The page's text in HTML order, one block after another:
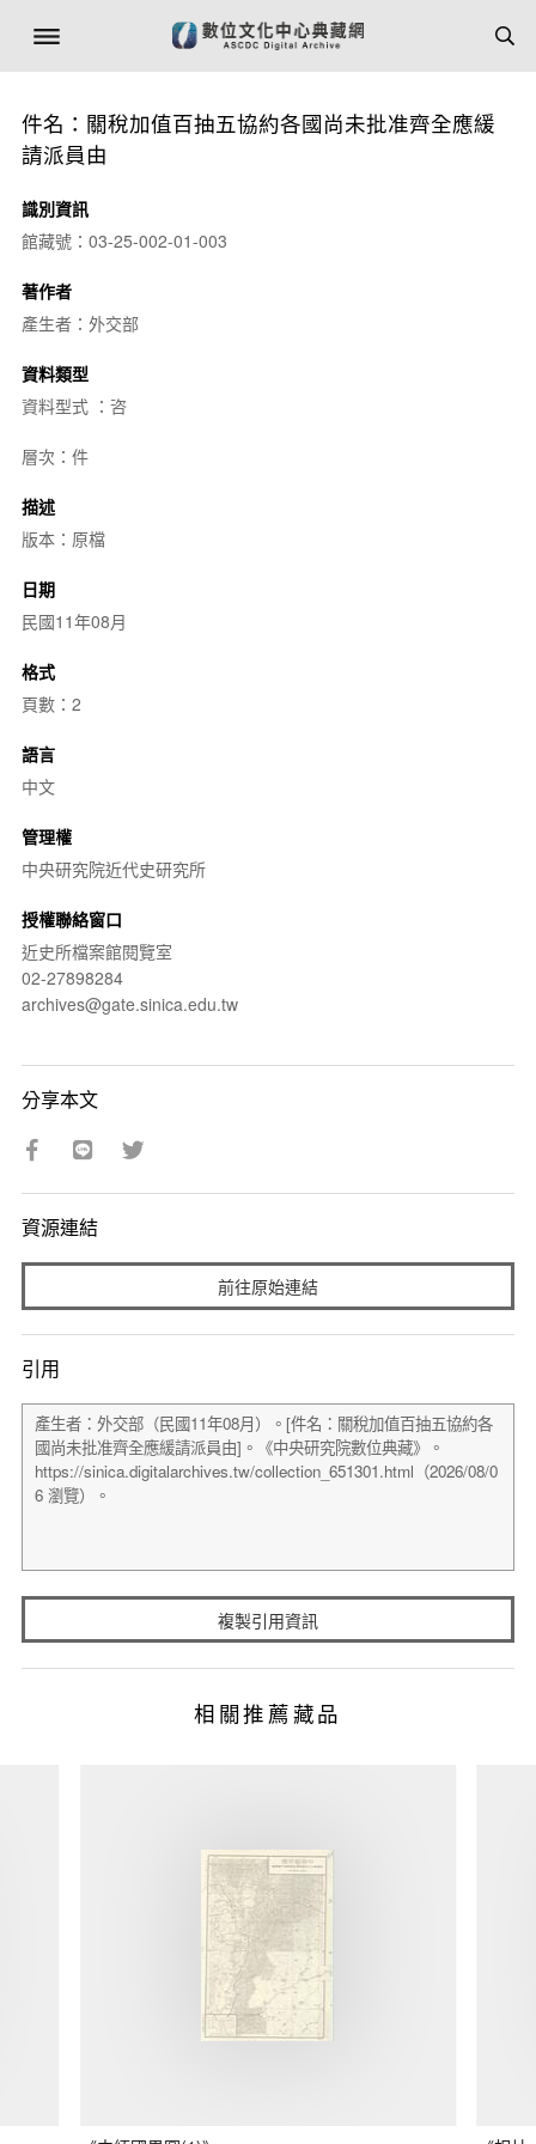
件名：關稅加值百抽五協約各國尚未批准齊全應緩
請派員由
識別資訊
館藏號：03-25-002-01-003
著作者
產生者：外交部
資料類型
資料型式 ：咨
層次：件
描述
版本：原檔
日期
民國11年08月
格式
頁數：2
語言
中文
管理權
中央研究院近代史研究所
授權聯絡窗口
近史所檔案館閱覽室
02-27898284
archives@gate.sinica.edu.tw
分享本文
資源連結
前往原始連結
引用
複製引用資訊
相關推薦藏品